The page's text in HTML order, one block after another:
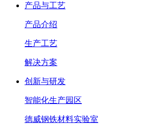
产品与工艺
产品介绍
生产工艺
解决方案
创新与研发
智能化生产园区
德威钢铁材料实验室